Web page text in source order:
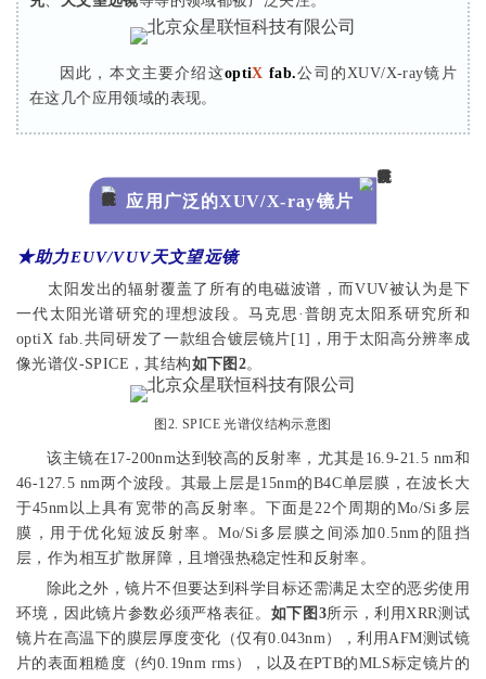
因此，本文主要介绍这optiX fab.公司的XUV/X-ray镜片
在这几个应用领域的表现。
应用广泛的XUV/X-ray镜片
★助力EUV/VUV天文望远镜
太阳发出的辐射覆盖了所有的电磁波谱，而VUV被认为是下
一代太阳光谱研究的理想波段。马克思·普朗克太阳系研究所和
optiX fab.共同研发了一款组合镀层镜片[1]，用于太阳高分辨率成
像光谱仪-SPICE，其结构如下图2。
图2. SPICE 光谱仪结构示意图
该主镜在17-200nm达到较高的反射率，尤其是16.9-21.5 nm和
46-127.5 nm两个波段。其最上层是15nm的B4C单层膜，在波长大
于45nm以上具有宽带的高反射率。下面是22个周期的Mo/Si多层
膜，用于优化短波反射率。Mo/Si多层膜之间添加0.5nm的阻挡
层，作为相互扩散屏障，且增强热稳定性和反射率。
除此之外，镜片不但要达到科学目标还需满足太空的恶劣使用
环境，因此镜片参数必须严格表征。 如下图3所示，利用XRR测试
镜片在高温下的膜层厚度变化（仅有0.043nm），利用AFM测试镜
片的表面粗糙度（约0.19nm rms），以及在PTB的MLS标定镜片的